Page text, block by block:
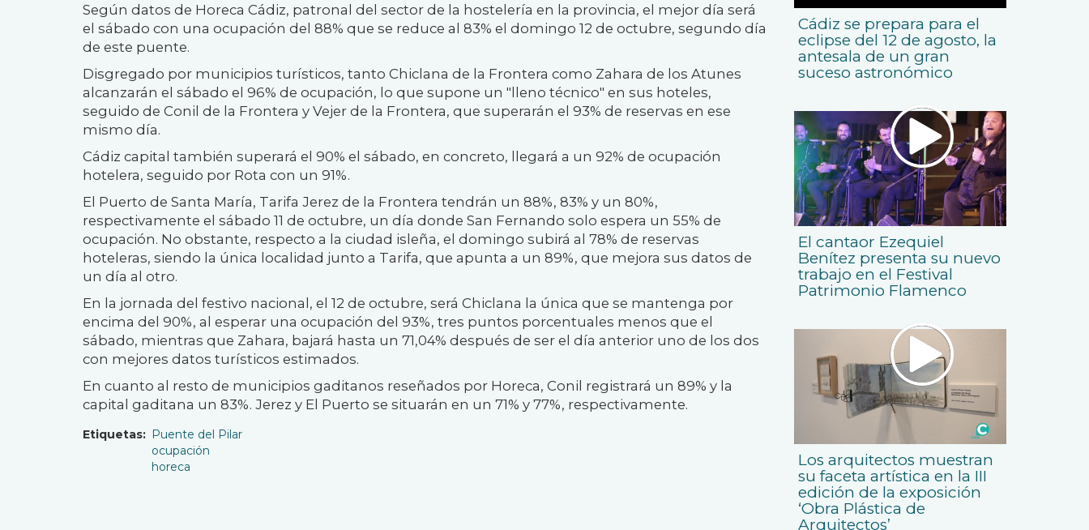
Según datos de Horeca Cádiz, patronal del sector de la hostelería en la provincia, el mejor día será
el sábado con una ocupación del 88% que se reduce al 83% el domingo 12 de octubre, segundo día
de este puente.
Disgregado por municipios turísticos, tanto Chiclana de la Frontera como Zahara de los Atunes
alcanzarán el sábado el 96% de ocupación, lo que supone un "lleno técnico" en sus hoteles,
seguido de Conil de la Frontera y Vejer de la Frontera, que superarán el 93% de reservas en ese
mismo día.
Cádiz capital también superará el 90% el sábado, en concreto, llegará a un 92% de ocupación
hotelera, seguido por Rota con un 91%.
El Puerto de Santa María, Tarifa Jerez de la Frontera tendrán un 88%, 83% y un 80%,
respectivamente el sábado 11 de octubre, un día donde San Fernando solo espera un 55% de
ocupación. No obstante, respecto a la ciudad isleña, el domingo subirá al 78% de reservas
hoteleras, siendo la única localidad junto a Tarifa, que apunta a un 89%, que mejora sus datos de
un día al otro.
En la jornada del festivo nacional, el 12 de octubre, será Chiclana la única que se mantenga por
encima del 90%, al esperar una ocupación del 93%, tres puntos porcentuales menos que el
sábado, mientras que Zahara, bajará hasta un 71,04% después de ser el día anterior uno de los dos
con mejores datos turísticos estimados.
En cuanto al resto de municipios gaditanos reseñados por Horeca, Conil registrará un 89% y la
capital gaditana un 83%. Jerez y El Puerto se situarán en un 71% y 77%, respectivamente.
Etiquetas
Puente del Pilar
ocupación
horeca
Cádiz se prepara para el
eclipse del 12 de agosto, la
antesala de un gran
suceso astronómico
El cantaor Ezequiel
Benítez presenta su nuevo
trabajo en el Festival
Patrimonio Flamenco
Los arquitectos muestran
su faceta artística en la III
edición de la exposición
‘Obra Plástica de
Arquitectos’